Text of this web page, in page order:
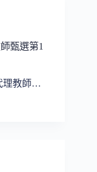
甄選第1
理教師…